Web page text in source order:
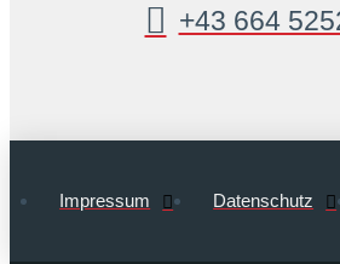
+43 664
Impressum Datenschutz